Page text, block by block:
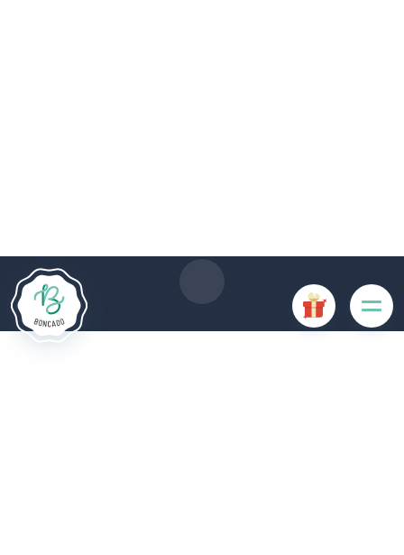
fonctionnalités du site. D'autres cookies sont utilisés à des
fins d'analyse ou de marketing.
Accepter les cookies
Gérer les cookies